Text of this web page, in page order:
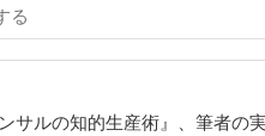
ンサルの知的生産術』、筆者